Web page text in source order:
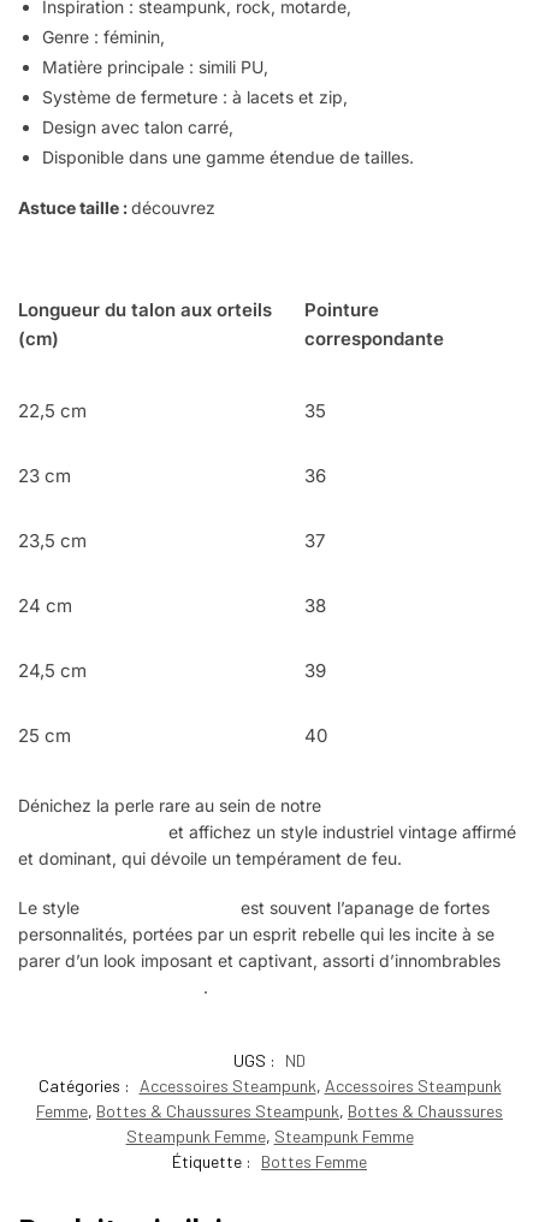
Inspiration : steampunk, rock, motarde,
Genre : féminin,
Matière principale : simili PU,
Système de fermeture : à lacets et zip,
Design avec talon carré,
Disponible dans une gamme étendue de tailles.
Astuce taille :découvrez
Longueur du talon aux orteils
(cm)
Pointure
correspondante
22,5 cm 35
23 cm 36
23,5 cm 37
24 cm 38
24,5 cm 39
25 cm 40
Dénichez la perle rare au sein de notre
et affichez un style industriel vintage affirmé
et dominant, qui dévoile un tempérament de feu.
Le style
est souvent l’apanage de fortes
personnalités, portées par un esprit rebelle qui les incite à se
parer d’un look imposant et captivant, assorti d’innombrables
.
UGS :
ND
Catégories : Accessoires Steampunk, Accessoires Steampunk
Femme, Bottes & Chaussures Steampunk, Bottes & Chaussures
Steampunk Femme, Steampunk Femme
Étiquette :
Bottes Femme